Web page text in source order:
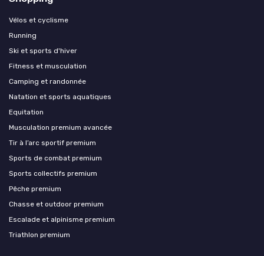
Vélos et cyclisme
Running
Ski et sports d'hiver
Fitness et musculation
Camping et randonnée
Natation et sports aquatiques
Equitation
Musculation premium avancée
Tir à l’arc sportif premium
Sports de combat premium
Sports collectifs premium
Pêche premium
Chasse et outdoor premium
Escalade et alpinisme premium
Triathlon premium